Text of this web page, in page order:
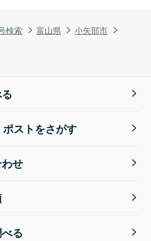
検索 富山県
小矢部市
ストをさがす
せ
る